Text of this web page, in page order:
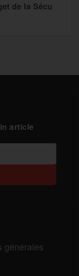
de la Sécu
article
générales